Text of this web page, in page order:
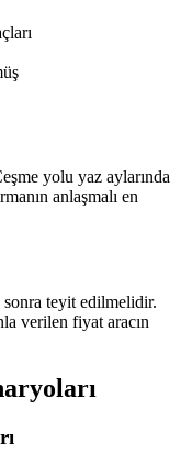
yolu yaz aylarında
anlaşmalı en
teyit edilmelidir.
verilen fiyat aracın